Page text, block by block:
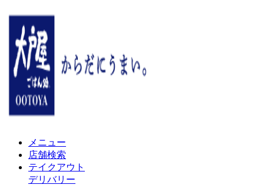
メニュー
店舗検索
テイクアウト
デリバリー